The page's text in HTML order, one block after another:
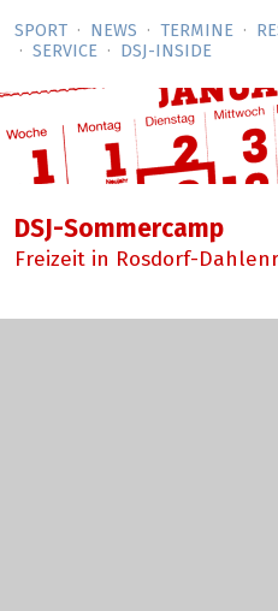
SPORT NEWS TERMINE
SERVICE
DSJ-­INSIDE
DSJ-Sommercamp
Freizeit in Rosdorf-